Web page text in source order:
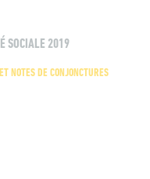
SOCIALE 2019
NOTES DE CONJONCTURES